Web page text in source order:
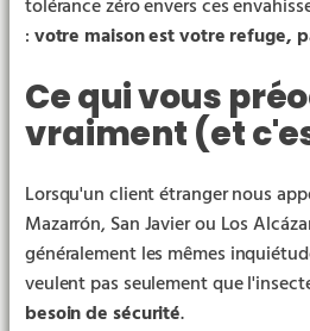
:votre maison est votre refuge,
Ce qui vous
vraiment (et
Lorsqu'un client étranger nous
Mazarrón, San Javier ou Los
généralement les mêmes
veulent pas seulement que
besoin de sécurité.